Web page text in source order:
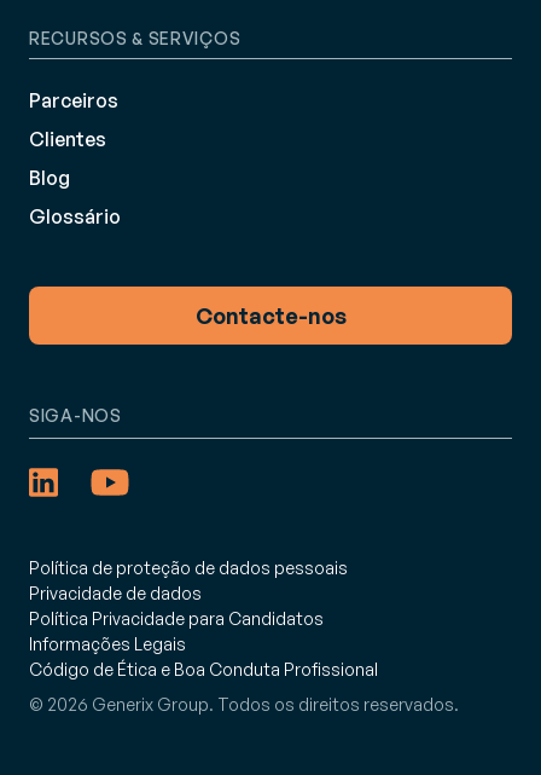
RECURSOS & SERVIÇOS
Parceiros
Clientes
Blog
Glossário
Contacte-nos
Política de proteção de dados pessoais
Privacidade de dados
Política Privacidade para Candidatos
Informações Legais
Código de Ética e Boa Conduta Profissional
© 2026 Generix Group. Todos os direitos reservados.
SIGA-NOS